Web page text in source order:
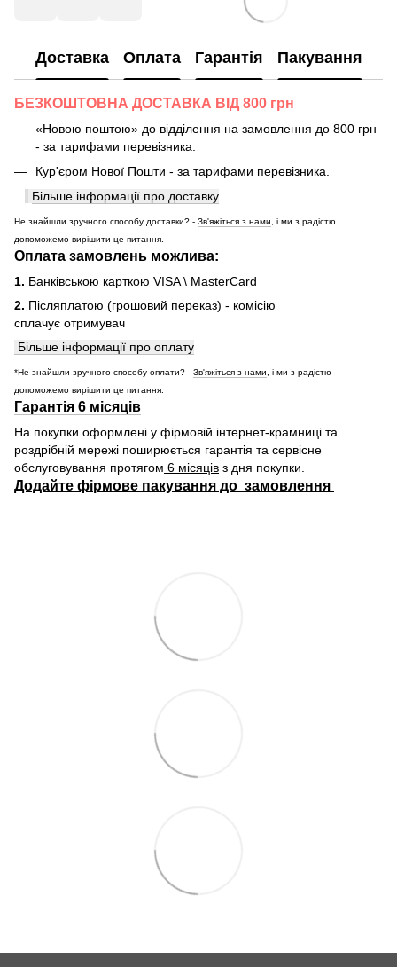
Доставка Оплата Гарантія Пакування
БЕЗКОШТОВНА ДОСТАВКА ВІД 800 грн
«Новою поштою» до відділення на замовлення до 800 грн
- за тарифами перевізника.
Кур'єром Нової Пошти - за тарифами перевізника.
Більше інформації про доставку
Не знайшли зручного способу доставки? - Зв'яжіться з нами, і ми з радістю
допоможемо вирішити це питання.
Оплата замовлень можлива:
1. Банківською карткою VISA \ MasterCard
2. Післяплатою (грошовий переказ) - комісію
сплачує отримувач
Більше інформації про оплату
*Не знайшли зручного способу оплати? - Зв'яжіться з нами, і ми з радістю
допоможемо вирішити це питання.
Гарантія 6 місяців
На покупки оформлені у фірмовій інтернет-крамниці та
роздрібній мережі поширюється гарантія та сервісне
обслуговування протягом 6 місяців з дня покупки.
Додайте фірмове пакування до замовлення